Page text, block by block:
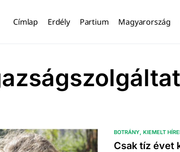
Címlap Erdély Partium Magyarország
BOTRÁNY KIEMELT
Csak tíz évet